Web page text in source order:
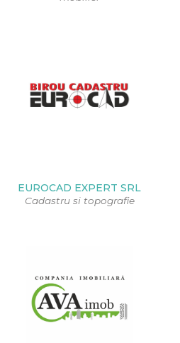
EUROCAD EXPERT SRL
Cadastru si topografie